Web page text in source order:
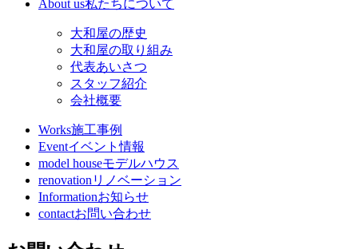
About us私たちについて
大和屋の歴史
大和屋の取り組み
代表あいさつ
スタッフ紹介
会社概要
Works施工事例
Eventイベント情報
model houseモデルハウス
renovation リノベーション
Informationお知らせ
contactお問い合わせ